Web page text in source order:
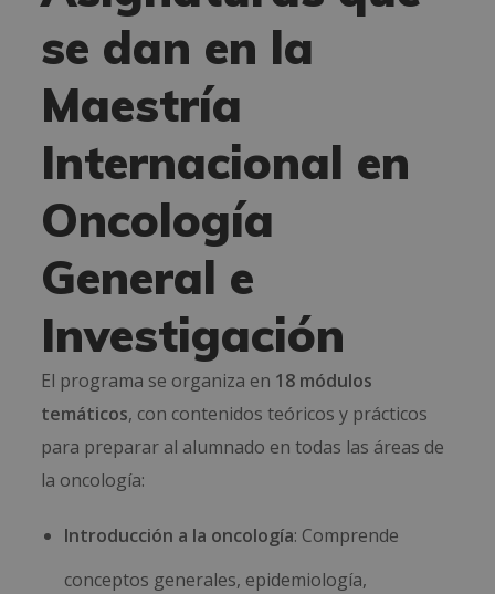
se dan en la
Maestría
Internacional en
Oncología
General e
Investigación
El programa se organiza en 18 módulos
temáticos, con contenidos teóricos y prácticos
para preparar al alumnado en todas las áreas de
la oncología:
Introducción a la oncología: Comprende
conceptos generales, epidemiología,